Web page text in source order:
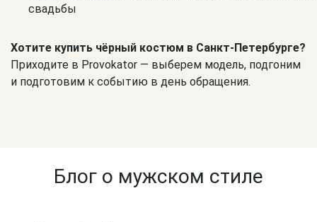
свадьбы
Хотите купить чёрный костюм в Санкт-Петербурге?
Приходите в Provokator — выберем модель, подгоним
и подготовим к событию в день обращения.
Блог о мужском стиле